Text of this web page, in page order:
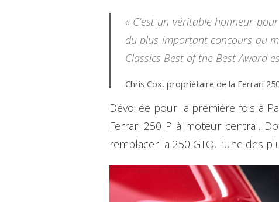
« C’est un véritable honneur
du plus important concours au
Classics Best of the Best Award
Chris Cox, propriétaire de la Ferrari
Dévoilée pour la première fois à
Ferrari 250 P à moteur central.
remplacer la 250 GTO, l’une des